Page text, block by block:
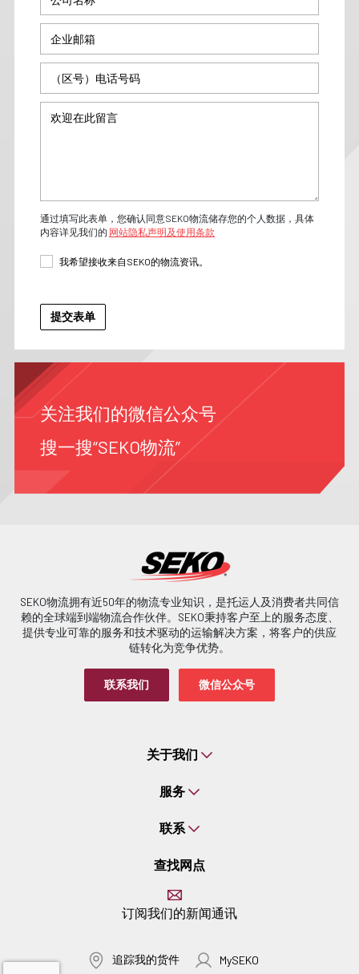
通过填写此表单，您确认同意SEKO物流储存您的个人数据，具体
内容详见我们的 网站隐私声明及使用条款
我希望接收来自SEKO的物流资讯。
关注我们的微信公众号
搜一搜“SEKO物流”
SEKO物流拥有近50年的物流专业知识，是托运人及消费者共同信
赖的全球端到端物流合作伙伴。SEKO秉持客户至上的服务态度、
提供专业可靠的服务和技术驱动的运输解决方案，将客户的供应
链转化为竞争优势。
联系我们 微信公众号
关于我们
服务
联系
查找网点
订阅我们的新闻通讯
追踪我的货件 MySEKO